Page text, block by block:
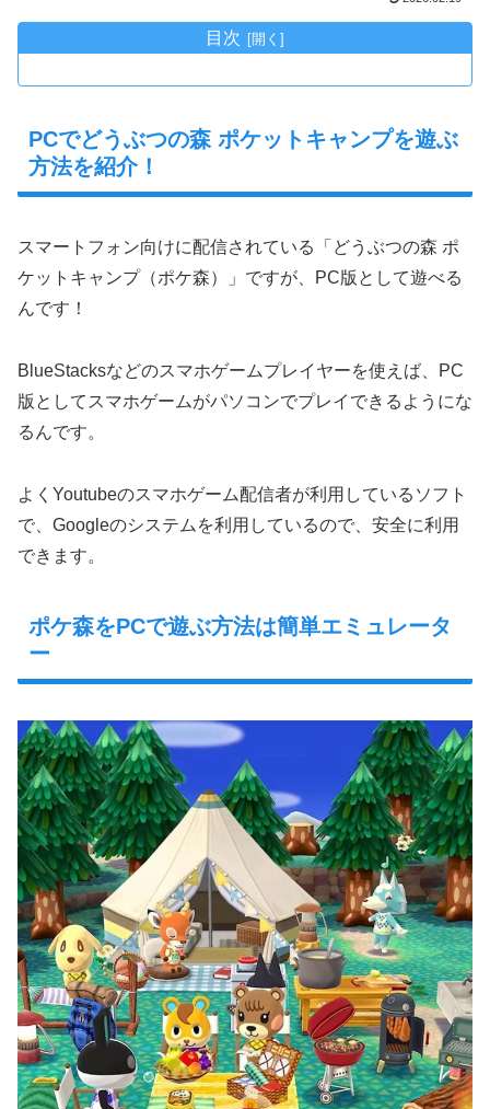
目次
PCでどうぶつの森 ポケットキャンプを遊ぶ
方法を紹介！
スマートフォン向けに配信されている「どうぶつの森 ポ
ケットキャンプ（ポケ森）」ですが、PC版として遊べる
んです！
BlueStacksなどのスマホゲームプレイヤーを使えば、PC
版としてスマホゲームがパソコンでプレイできるようにな
るんです。
よくYoutubeのスマホゲーム配信者が利用しているソフト
で、Googleのシステムを利用しているので、安全に利用
できます。
ポケ森をPCで遊ぶ方法は簡単エミュレータ
ー